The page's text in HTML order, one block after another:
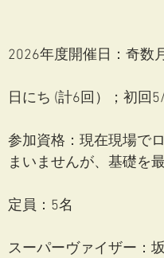
2026年度開催日：奇数
日にち (計6回）；初回
参加資格：現在現場で
まいませんが、基礎を
定員：5名
スーパーヴァイザー：